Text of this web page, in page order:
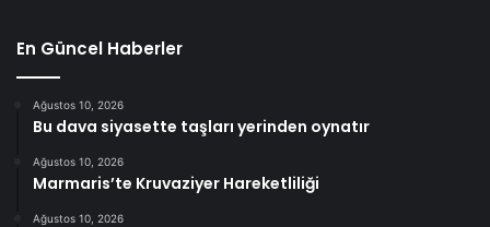
En Güncel Haberler
Ağustos 10, 2026
Bu dava siyasette taşları yerinden oynatır
Ağustos 10, 2026
Marmaris’te Kruvaziyer Hareketliliği
Ağustos 10, 2026